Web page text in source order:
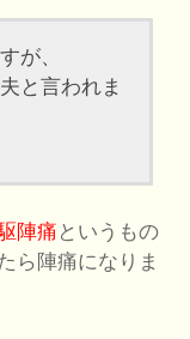
が、
と言われま
陣痛 というもの
ら陣痛になりま